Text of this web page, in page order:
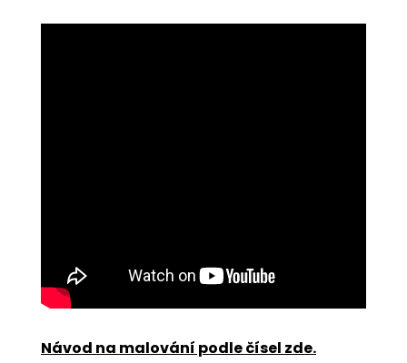
Návod na malování podle čísel zde.